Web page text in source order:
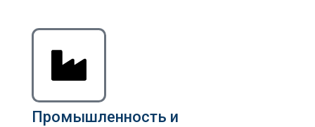
Промышленность и